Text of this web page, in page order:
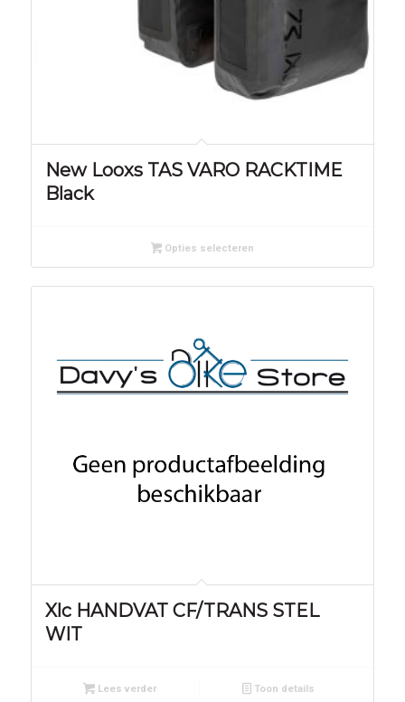
New Looxs TAS VARO RACKTIME
Black
Opties selecteren
Xlc HANDVAT CF/TRANS STEL
WIT
Lees verder Toon details